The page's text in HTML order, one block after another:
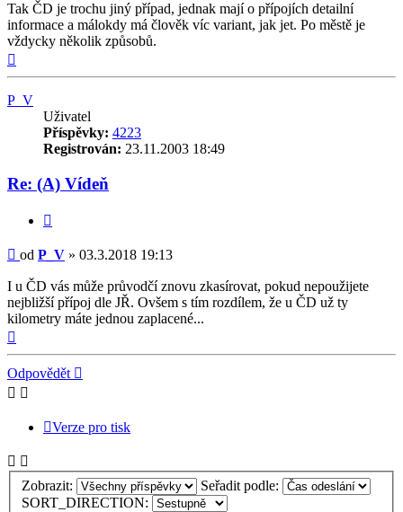
Tak ČD je trochu jiný případ, jednak mají o přípojích detailní
informace a málokdy má člověk víc variant, jak jet. Po městě je
vždycky několik způsobů.
P_V
Uživatel
Příspěvky: 4223
Registrován: 23.11.2003 18:49
Re: (A) Vídeň
Příspěvek
od P_V » 03.3.2018 19:13
I u ČD vás může průvodčí znovu zkasírovat, pokud nepoužijete
nejbližší přípoj dle JŘ. Ovšem s tím rozdílem, že u ČD už ty
kilometry máte jednou zaplacené...
Odpovědět
Verze pro tisk
Zobrazit:
Seřadit podle:
SORT_DIRECTION: